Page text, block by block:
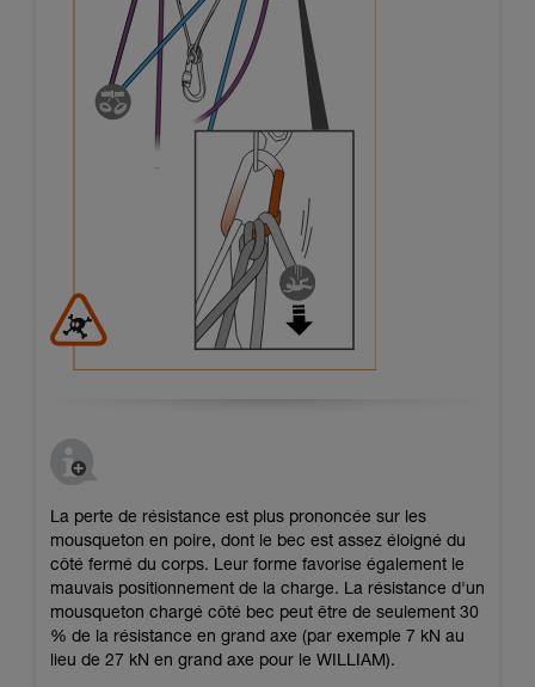
La perte de résistance est plus prononcée sur les
mousqueton en poire, dont le bec est assez éloigné du
côté fermé du corps. Leur forme favorise également le
mauvais positionnement de la charge. La résistance d'un
mousqueton chargé côté bec peut être de seulement 30
% de la résistance en grand axe (par exemple 7 kN au
lieu de 27 kN en grand axe pour le WILLIAM).